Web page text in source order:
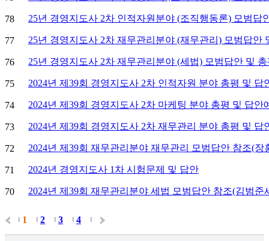
78 25년 경영지도사 2차 인적자원분야 (조직행동론) 모범답
77 25년 경영지도사 2차 재무관리분야 (재무관리) 모범답안
76 25년 경영지도사 2차 재무관리분야 (세법) 모범답안 및
75 2024년 제39회 경영지도사 2차 인적자원 분야 총평 및 답
74 2024년 제39회 경영지도사 2차 마케팅 분야 총평 및 답안
73 2024년 제39회 경영지도사 2차 재무관리 분야 총평 및 답
72 2024년 제39회 재무관리분야 재무관리 모범답안 참조(장
71 2024년 경영지도사 1차 시험문제 및 답안
70 2024년 제39회 재무관리분야 세법 모범답안 참조(김범준
1 2 3 4